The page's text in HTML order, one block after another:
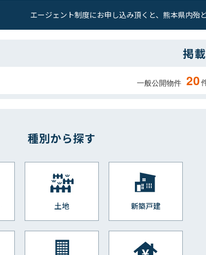
エージェント制度にお申し込み頂くと、熊本県内殆
掲
一般公開物件 20
種別から探す
土地 新築戸建